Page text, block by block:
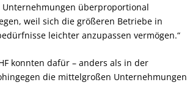
Unternehmungen überproportional
weil sich die größeren Betriebe in
leichter anzupassen vermögen.“
konnten dafür – anders als in der
die mittelgroßen Unternehmungen